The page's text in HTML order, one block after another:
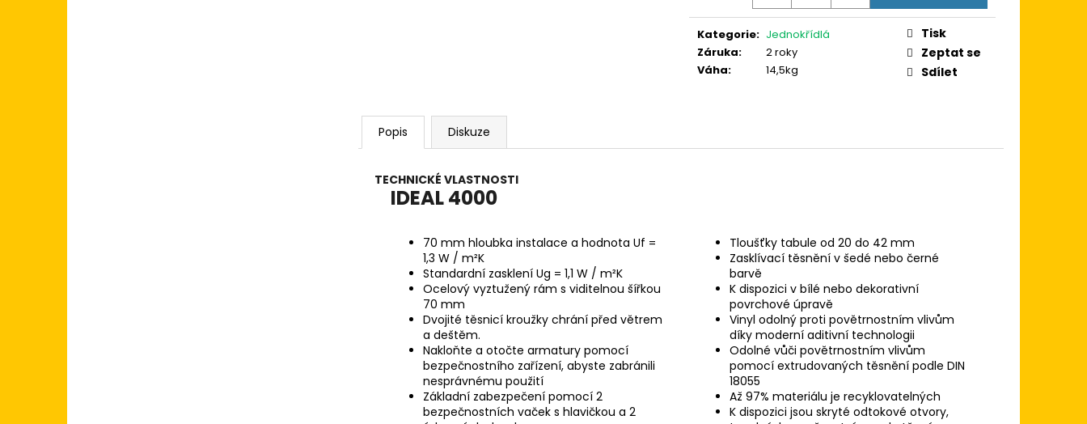
Kategorie: Jednokřídlá
Záruka:
2 roky
Váha: 14,5kg
Tisk
Zeptat se
Sdílet
Popis Diskuze
TECHNICKÉ VLASTNOSTI
IDEAL 4000
70 mm hloubka instalace a hodnota Uf =
1,3 W / m²K
Standardní zasklení Ug = 1,1 W / m²K
Ocelový vyztužený rám s viditelnou šířkou
70 mm
Dvojité těsnicí kroužky chrání před větrem
a deštěm.
Nakloňte a otočte armatury pomocí
bezpečnostního zařízení, abyste zabránili
nesprávnému použití
Základní zabezpečení pomocí 2
bezpečnostních vaček s hlavičkou a 2
Tloušťky tabule od 20 do 42 mm
Zasklívací těsnění v šedé nebo černé
barvě
K dispozici v bílé nebo dekorativní
povrchové úpravě
Vinyl odolný proti povětrnostním vlivům
díky moderní aditivní technologii
Odolné vůči povětrnostním vlivům
pomocí extrudovaných těsnění podle DIN
18055
Až 97% materiálu je recyklovatelných
K dispozici jsou skryté odtokové otvory,